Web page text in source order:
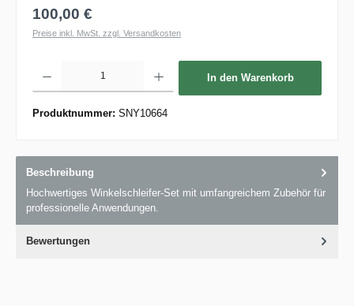
100,00 €
Preise inkl. MwSt. zzgl. Versandkosten
In den Warenkorb
Produktnummer: SNY10664
Beschreibung
Hochwertiges Winkelschleifer-Set mit umfangreichem Zubehör für
professionelle Anwendungen.
Bewertungen